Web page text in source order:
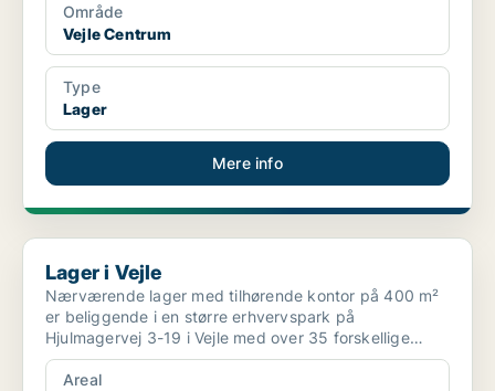
Område
Vejle Centrum
Type
Lager
Mere info
Lager i Vejle
Lager i Vejle
Nærværende lager med tilhørende kontor på 400 m²
er beliggende i en større erhvervspark på
Hjulmagervej 3-19 i Vejle med over 35 forskellige
lejemål som rumm...
Areal